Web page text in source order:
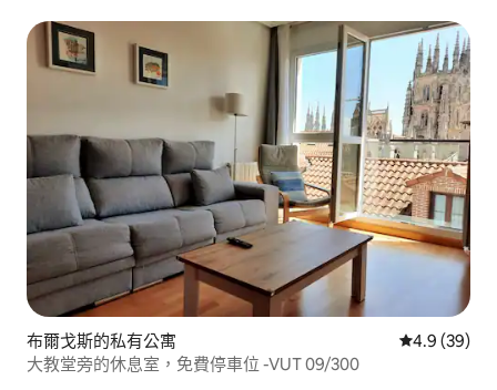
布爾戈斯的私有公寓 從 39 則評
4.9 (39)
大教堂旁的休息室，免費停車位 -VUT 09/300